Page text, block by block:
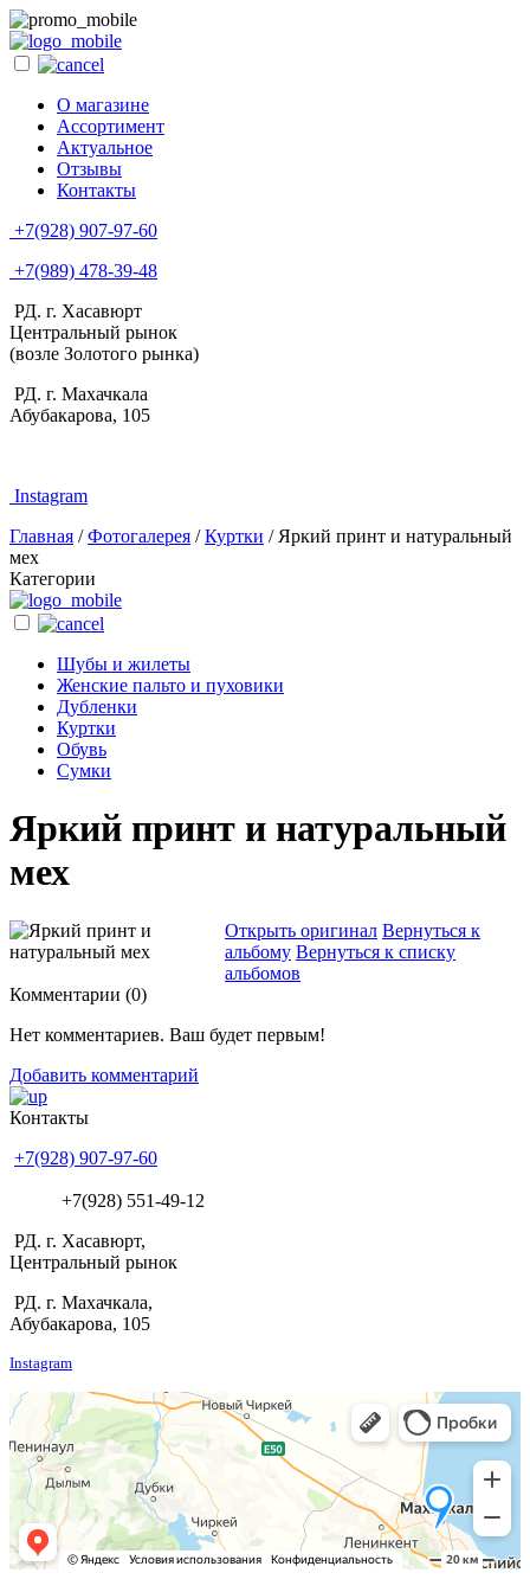
О магазине
Ассортимент
Актуальное
Отзывы
Контакты
+7(928) 907-97-60
+7(989) 478-39-48
РД. г. Хасавюрт
Центральный рынок
(возле Золотого рынка)
РД. г. Махачкала
Абубакарова, 105
Instagram
Главная /Фотогалерея /Куртки / Яркий принт и натуральный
мех
Категории
Шубы и жилеты
Женские пальто и пуховики
Дубленки
Куртки
Обувь
Сумки
Яркий принт и натуральный
мех
Открыть оригинал Вернуться к
альбому Вернуться к списку
альбомов
Комментарии (0)
Нет комментариев. Ваш будет первым!
Добавить комментарий
Контакты
+7(928) 907-97-60
+7(928) 551-49-12
РД. г. Хасавюрт,
Центральный рынок
РД. г. Махачкала,
Абубакарова, 105
Instagram